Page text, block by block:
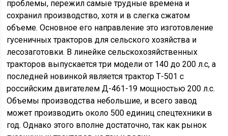
проблемы, пережил самые трудные времена и
сохранил производство, хотя и в слегка сжатом
объеме. Основное его направление это изготовление
гусеничных тракторов для сельского хозяйства и
лесозаготовки. В линейке сельскохозяйственных
тракторов выпускается три модели от 140 до 200 л.с, а
последней новинкой является трактор Т-501 с
российским двигателем Д-461-19 мощностью 200 л.с.
Объемы производства небольшие, и всего завод
может производить около 500 единиц спецтехники в
год. Однако этого вполне достаточно, так как рынок